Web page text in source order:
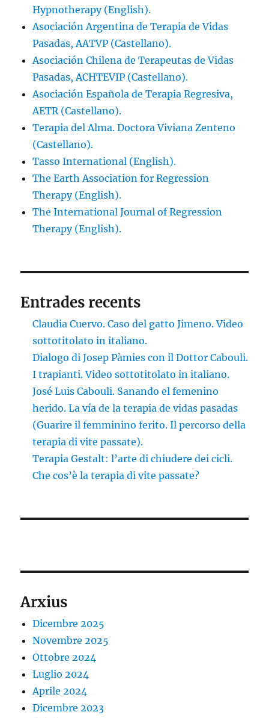
Hypnotherapy (English).
Asociación Argentina de Terapia de Vidas
Pasadas, AATVP (Castellano).
Asociación Chilena de Terapeutas de Vidas
Pasadas, ACHTEVIP (Castellano).
Asociación Española de Terapia Regresiva,
AETR (Castellano).
Terapia del Alma. Doctora Viviana Zenteno
(Castellano).
Tasso International (English).
The Earth Association for Regression
Therapy (English).
The International Journal of Regression
Therapy (English).
Entrades recents
Claudia Cuervo. Caso del gatto Jimeno. Video
sottotitolato in italiano.
Dialogo di Josep Pàmies con il Dottor Cabouli.
I trapianti. Video sottotitolato in italiano.
José Luis Cabouli. Sanando el femenino
herido. La vía de la terapia de vidas pasadas
(Guarire il femminino ferito. Il percorso della
terapia di vite passate).
Terapia Gestalt: l’arte di chiudere dei cicli.
Che cos’è la terapia di vite passate?
Arxius
Dicembre 2025
Novembre 2025
Ottobre 2024
Luglio 2024
Aprile 2024
Dicembre 2023